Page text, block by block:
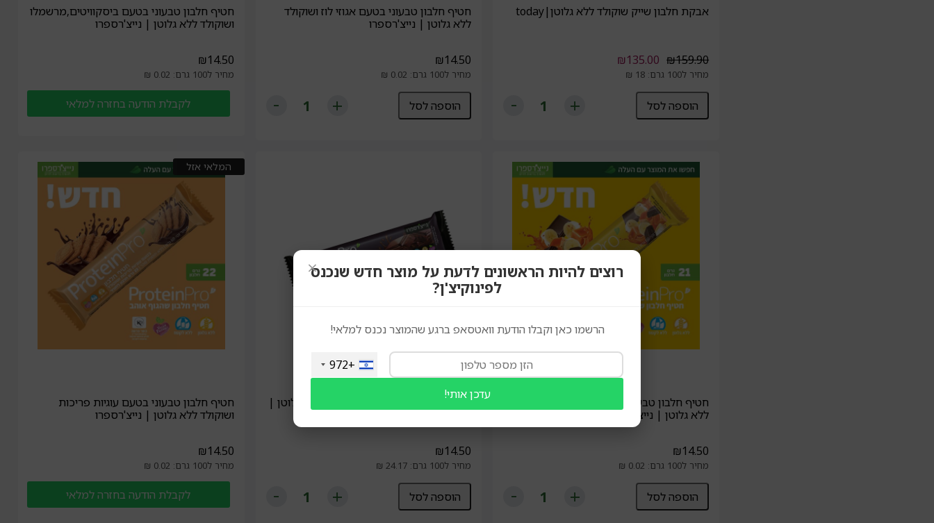
אבקת חלבון שייק שוקולד ללא גלוטן|today
₪159.90
₪135.00
מחיר ל100 גרם: 18 ₪
הוספה לסל
חטיף חלבון טבעוני בטעם אגוזי לוז ושוקולד
ללא גלוטן | נייצ'רספרו
₪14.50
מחיר ל100 גרם: 0.02 ₪
הוספה לסל
חטיף חלבון טבעוני בטעם ביסקוויטים,מרשמלו
ושוקולד ללא גלוטן | נייצ'רספרו
₪14.50
מחיר ל100 גרם: 0.02 ₪
לקבלת הודעה בחזרה למלאי
חטיף חלבון טבעוני בטעם בננה טופי ושוקולד
ללא גלוטן | נייצ'רספרו
₪14.50
מחיר ל100 גרם: 0.02 ₪
הוספה לסל
חטיף חלבון טבעוני בטעם בראוניז ללא גלוטן |
נייצ'רספרו
₪14.50
מחיר ל100 גרם: 24.17 ₪
הוספה לסל
המלאי אזל
חטיף חלבון טבעוני בטעם עוגיות פריכות
ושוקולד ללא גלוטן | נייצ'רספרו
₪14.50
מחיר ל100 גרם: 0.02 ₪
לקבלת הודעה בחזרה למלאי
רוצים להיות הראשונים לדעת על מוצר חדש שנכנס
לפינוקיצ'ן?
×
הרשמו כאן וקבלו הודעת וואטסאפ ברגע שהמוצר נכנס למלאי!
+972
עדכן אותי!